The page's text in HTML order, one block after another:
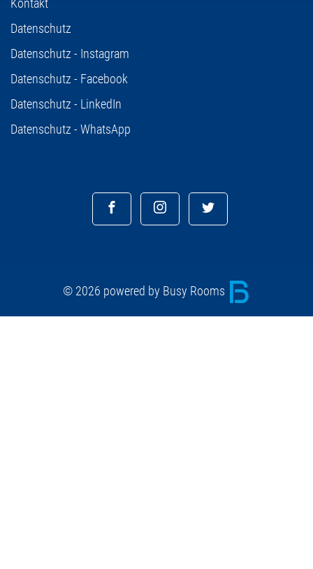
Datenschutz
Datenschutz - Instagram
Datenschutz - Facebook
Datenschutz - LinkedIn
Datenschutz - WhatsApp
© 2026 powered by Busy Rooms